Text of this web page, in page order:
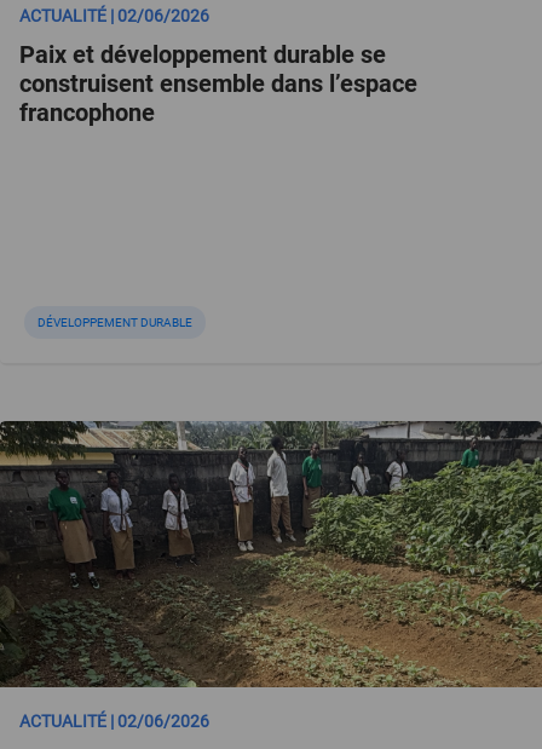
ACTUALITÉ | 02/06/2026
Paix et développement durable se
construisent ensemble dans l’espace
francophone
DÉVELOPPEMENT DURABLE
ACTUALITÉ | 02/06/2026